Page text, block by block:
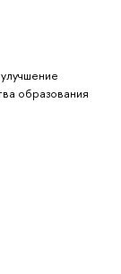
образования